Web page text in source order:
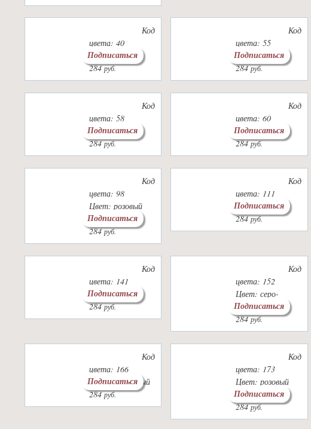
Код
цвета: 40
Цвет: голубой
284руб.
Подписаться
Код
цвета: 55
Цвет: белый
284руб.
Подписаться
Код
цвета: 58
Цвет: т.синий
284руб.
Подписаться
Код
цвета: 60
Цвет: черный
284руб.
Подписаться
Код
цвета: 98
Цвет: розовый
кварц
284руб.
Подписаться
Код
цвета: 111
Цвет: фуксия
284руб.
Подписаться
Код
цвета: 141
Цвет: василек
284руб.
Подписаться
Код
цвета: 152
Цвет: серо-
беж.меланж
284руб.
Подписаться
Код
цвета: 166
Цвет: сиреневый
284руб.
Подписаться
Код
цвета: 173
Цвет: розовый
беж
284руб.
Подписаться